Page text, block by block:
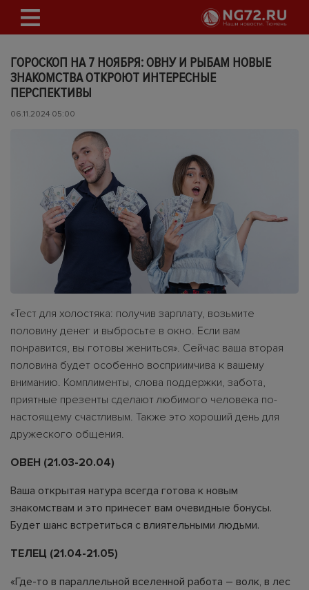
ГОРОСКОП НА 7 НОЯБРЯ: ОВНУ И РЫБАМ НОВЫЕ
ЗНАКОМСТВА ОТКРОЮТ ИНТЕРЕСНЫЕ
ПЕРСПЕКТИВЫ
06.11.2024 05:00
«Тест для холостяка: получив зарплату, возьмите
половину денег и выбросьте в окно. Если вам
понравится, вы готовы жениться». Сейчас ваша вторая
половина будет особенно восприимчива к вашему
вниманию. Комплименты, слова поддержки, забота,
приятные презенты сделают любимого человека по-
настоящему счастливым. Также это хороший день для
дружеского общения.
ОВЕН (21.03-20.04)
Ваша открытая натура всегда готова к новым
знакомствам и это принесет вам очевидные бонусы.
Будет шанс встретиться с влиятельными людьми.
ТЕЛЕЦ (21.04-21.05)
«Где-то в параллельной вселенной работа – волк, в лес